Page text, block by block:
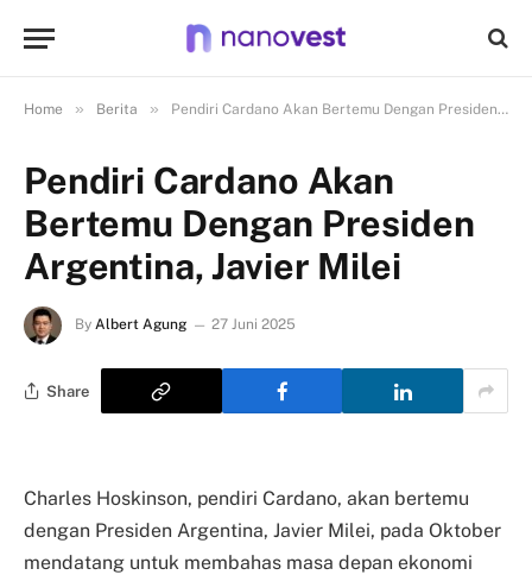
Home » Berita » Pendiri Cardano Akan Bertemu Dengan Presiden Argentina, Javier Milei
Pendiri Cardano Akan
Bertemu Dengan Presiden
Argentina, Javier Milei
By Albert Agung 27 Juni 2025
Share
Charles Hoskinson, pendiri Cardano, akan bertemu
dengan Presiden Argentina, Javier Milei, pada Oktober
mendatang untuk membahas masa depan ekonomi